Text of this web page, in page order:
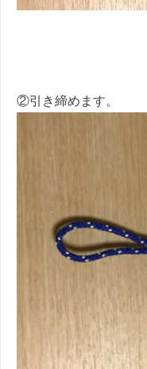
②引き締めます。